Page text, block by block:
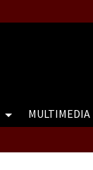
MULTIMEDIA